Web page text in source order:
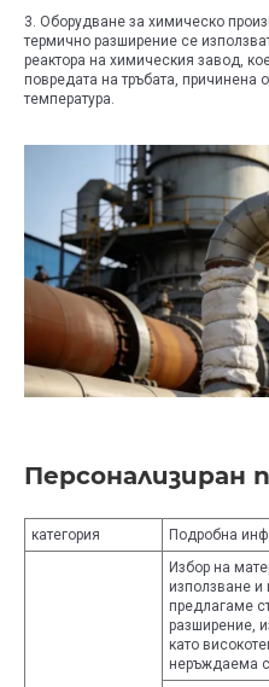
3. Оборудване за химическо
термично разширение се
реактора на химическия завод,
повредата на тръбата, причинена
температура.
Персонализиран
категория Подробна
Избор на
използване и
предлагаме
разширение,
като
неръждаема